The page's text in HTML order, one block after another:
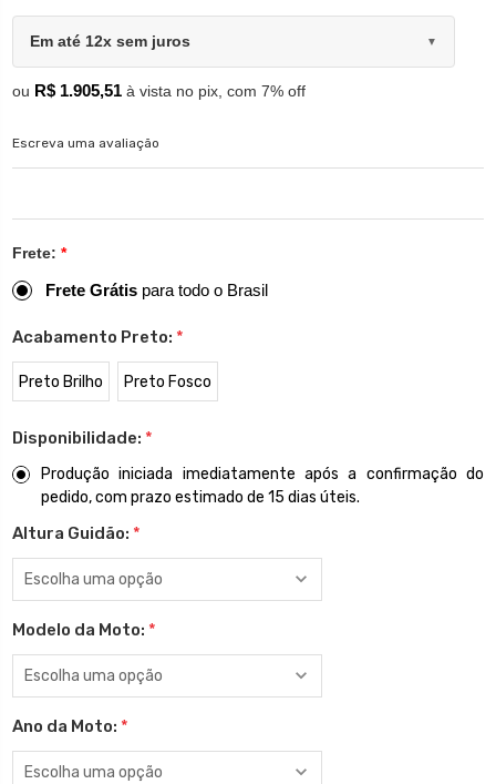
Em até 12x sem juros ▼
ou R$ 1.905,51 à vista no pix, com 7% off
Escreva uma avaliação
Frete: *
Frete Grátis para todo o Brasil
Acabamento Preto: *
Preto Brilho Preto Fosco
Disponibilidade: *
Produção iniciada imediatamente após a confirmação do
pedido, com prazo estimado de 15 dias úteis.
Altura Guidão: *
Modelo da Moto: *
Ano da Moto: *